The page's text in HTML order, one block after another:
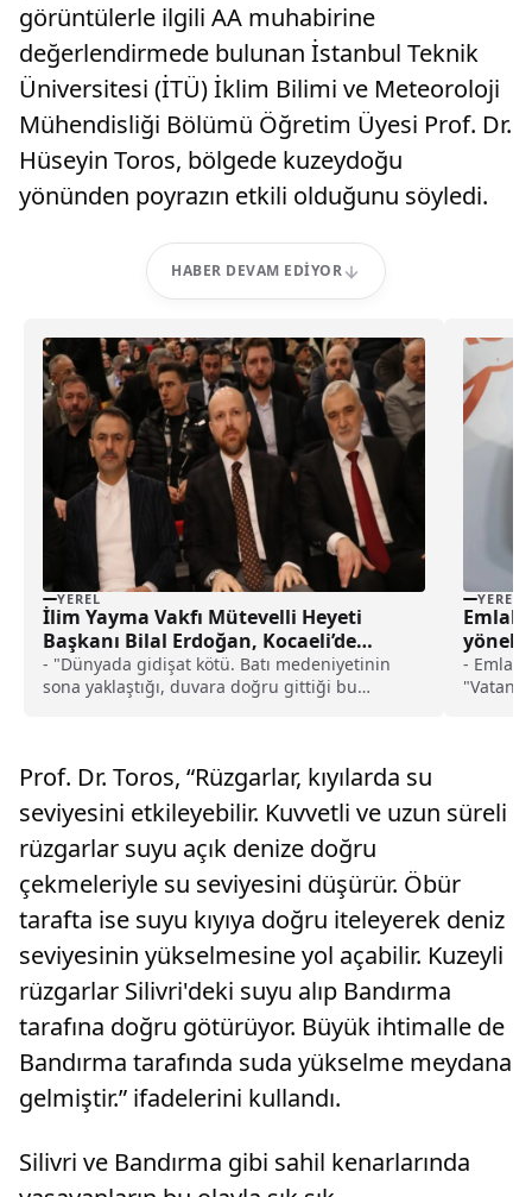
görüntülerle ilgili AA muhabirine
değerlendirmede bulunan İstanbul Teknik
Üniversitesi (İTÜ) İklim Bilimi ve Meteoroloji
Mühendisliği Bölümü Öğretim Üyesi Prof. Dr.
Hüseyin Toros, bölgede kuzeydoğu
yönünden poyrazın etkili olduğunu söyledi.
HABER DEVAM EDIYOR
YEREL
İlim Yayma Vakfı Mütevelli Heyeti
Başkanı Bilal Erdoğan, Kocaeli’de
konuştu: haberi
- "Dünyada gidişat kötü. Batı medeniyetinin
sona yaklaştığı, duvara doğru gittiği bu
devralma yolunda aslında bize istikamet çizdi,
Türkiye Yüzyılı"- "Bu medeniyet nöbetini
devralmak sadece ekonomik büyümeden,
savunma sanayisini güçlendirmekten geçmiyor.
Bu aynı zamanda huzur ve güven toplumunun
inşasından geçiyor"
YEREL
Emlak
- Emlak
liradan
daire
Prof. Dr. Toros, “Rüzgarlar, kıyılarda su
seviyesini etkileyebilir. Kuvvetli ve uzun süreli
rüzgarlar suyu açık denize doğru
çekmeleriyle su seviyesini düşürür. Öbür
tarafta ise suyu kıyıya doğru iteleyerek deniz
seviyesinin yükselmesine yol açabilir. Kuzeyli
rüzgarlar Silivri'deki suyu alıp Bandırma
tarafına doğru götürüyor. Büyük ihtimalle de
Bandırma tarafında suda yükselme meydana
gelmiştir.” ifadelerini kullandı.
Silivri ve Bandırma gibi sahil kenarlarında